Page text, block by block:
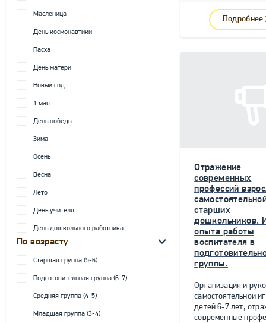
Масленица
День космонавтики
Пасха
День матери
Новый год
1 мая
День победы
Зима
Осень
Весна
Лето
День учителя
День дошкольного работника
По возрасту
Старшая группа (5-6)
Подготовительная группа (6-7)
Средняя группа (4-5)
Младшая группа (3-4)
Подробнее
Отражение
современных
профессий
старших
дошкольников.
опыта работы
воспитателя в
группы.
Организация и
самостоятельной
детей 6-7 лет,
современные